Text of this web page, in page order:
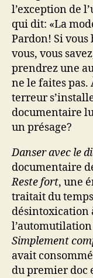
l’exception de
qui dit: «La
Pardon! Si vous
vous, vous
prendrez une
ne le faites
terreur
documentaire
un présage?
Danser avec le
documentaire
Reste fort, une
traitait du temps
désintoxication
Simplement
avait
du premier doc